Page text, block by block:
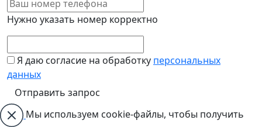
Нужно указать номер корректно
Я даю согласие на обработку персональных
данных
Мы используем cookie-файлы, чтобы получить